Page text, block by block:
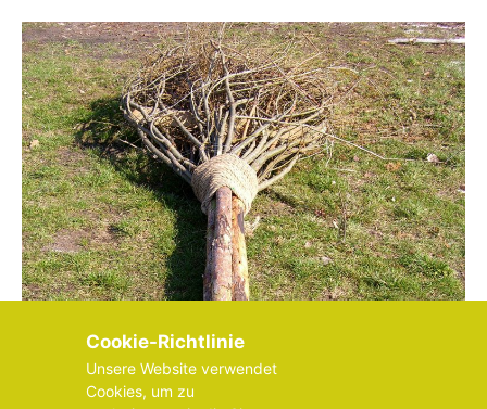
Cookie-Richtlinie
Unsere Website verwendet
Cookies, um zu